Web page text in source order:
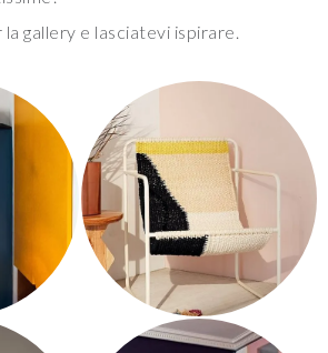
gallery e lasciatevi ispirare.